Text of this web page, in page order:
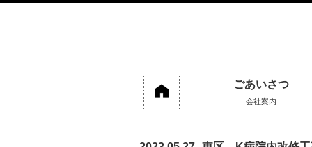
ごあいさつ
会社案内